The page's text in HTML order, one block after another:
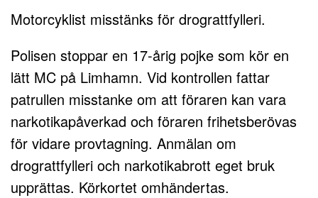
Motorcyklist misstänks för drograttfylleri.
Polisen stoppar en 17-årig pojke som kör en
lätt MC på Limhamn. Vid kontrollen fattar
patrullen misstanke om att föraren kan vara
narkotikapåverkad och föraren frihetsberövas
för vidare provtagning. Anmälan om
drograttfylleri och narkotikabrott eget bruk
upprättas. Körkortet omhändertas.